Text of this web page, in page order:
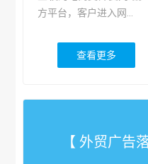
方平台，客户进入网...
查看更多
【 外贸广告